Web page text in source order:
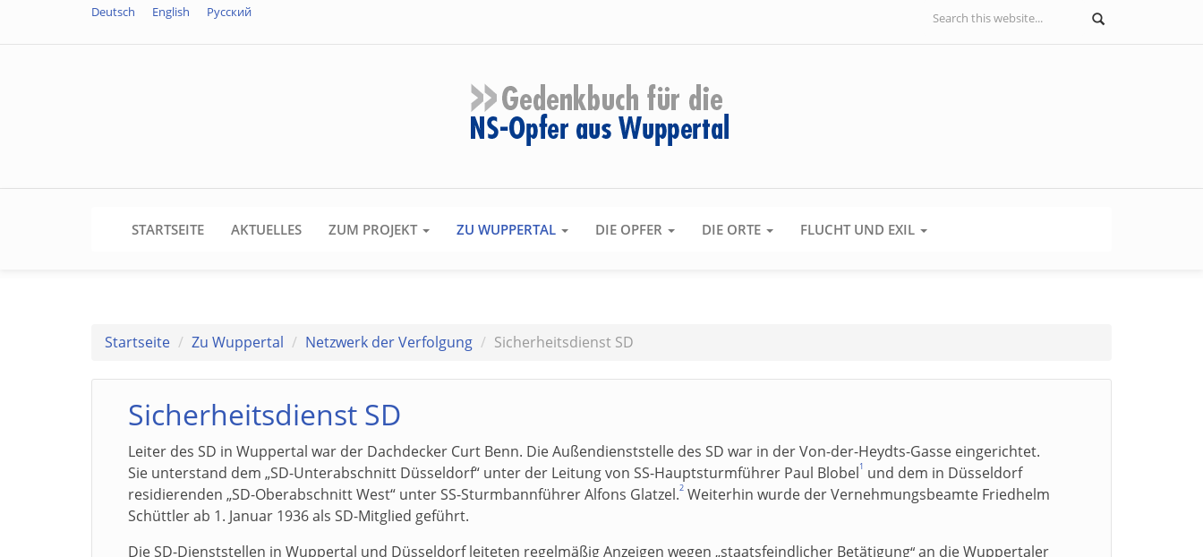
Deutsch English Русский Suchformular
STARTSEITE AKTUELLES ZUM PROJEKT ZU WUPPERTAL DIE OPFER DIE ORTE FLUCHT UND EXIL
Startseite Zu Wuppertal Netzwerk der Verfolgung Sicherheitsdienst SD
Sicherheitsdienst SD
Leiter des SD in Wuppertal war der Dachdecker Curt Benn. Die Außendienststelle des SD war in der Von-der-Heydts-Gasse eingerichtet.
Sie unterstand dem „SD-Unterabschnitt Düsseldorf“ unter der Leitung von SS-Hauptsturmführer Paul Blobel1 und dem in Düsseldorf
residierenden „SD-Oberabschnitt West“ unter SS-Sturmbannführer Alfons Glatzel.2 Weiterhin wurde der Vernehmungsbeamte Friedhelm
Schüttler ab 1. Januar 1936 als SD-Mitglied geführt.
Die SD-Dienststellen in Wuppertal und Düsseldorf leiteten regelmäßig Anzeigen wegen „staatsfeindlicher Betätigung“ an die Wuppertaler